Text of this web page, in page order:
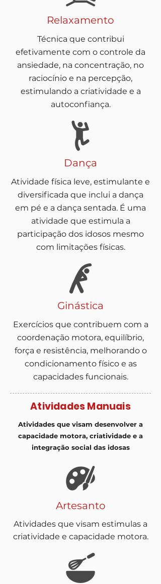
Relaxamento
Técnica que contribui
efetivamente com o controle da
ansiedade, na concentração, no
raciocínio e na percepção,
estimulando a criatividade e a
autoconfiança.
Dança
Atividade física leve, estimulante e
diversificada que inclui a dança
em pé e a dança sentada. É uma
atividade que estimula a
participação dos idosos mesmo
com limitações físicas.
Ginástica
Exercícios que contribuem com a
coordenação motora, equilíbrio,
força e resistência, melhorando o
condicionamento físico e as
capacidades funcionais.
Atividades Manuais
Atividades que visam desenvolver a
capacidade motora, criatividade e a
integração social das idosas
Artesanto
Atividades que visam estimulas a
criatividade e capacidade motora.